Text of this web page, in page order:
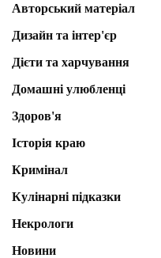
Авторський матеріал
Дизайн та інтер'єр
Дієти та харчування
Домашні улюбленці
Здоров'я
Історія краю
Кримінал
Кулінарні підказки
Некрологи
Новини